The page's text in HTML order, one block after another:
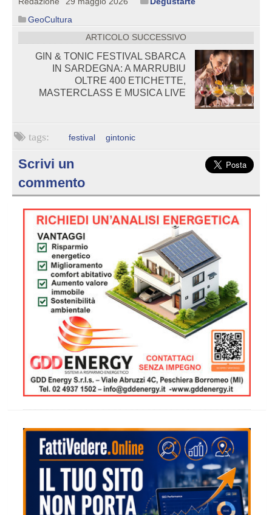
GeoCultura
ARTICOLO SUCCESSIVO
GIN & TONIC FESTIVAL SBARCA
IN SARDEGNA: A MARRUBIU
OLTRE 400 ETICHETTE,
MASTERCLASS E MUSICA LIVE
festival gintonic
Scrivi un
commento